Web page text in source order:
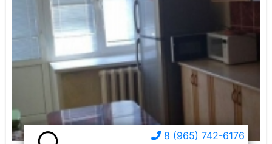
8 (965) 742-6176